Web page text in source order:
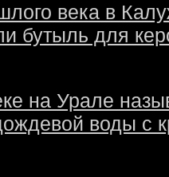
века в
бутыль для
на Урале
воды с